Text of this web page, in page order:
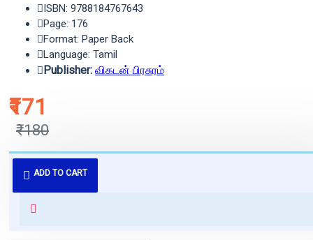
₹171
₹180
ISBN: 9788184767643
Page: 176
Format: Paper Back
Language: Tamil
Publisher: விகடன் பிரசுரம்
ADD TO CART
புத்தகம் 3 - 7 நாட்களில் அனுப்பி
வைக்கப்படும்.
for orders above ₹1000 within